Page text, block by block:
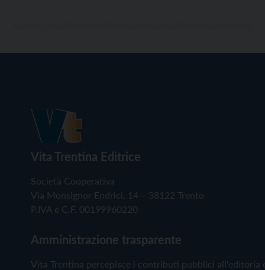
Vita Trentina Editrice
Società Cooperativa
Via Monsignor Endrici, 14 – 38122 Trento
P.IVA e C.F. 00199960220
Amministrazione trasparente
Vita Trentina percepisce i contributi pubblici all'editoria